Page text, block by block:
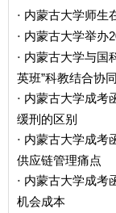
· 内蒙古大学师生
· 内蒙古大学举办
· 内蒙古大学与国
英班”科教结合协
· 内蒙古大学成考
缓刑的区别
· 内蒙古大学成考
供应链管理痛点
· 内蒙古大学成考
机会成本